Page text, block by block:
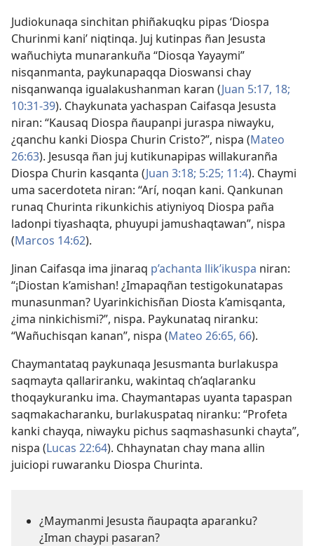
Judiokunaqa sinchitan phiñakuqku pipas ‘Diospa
Churinmi kani’ niqtinqa. Juj kutinpas ñan Jesusta
wañuchiyta munarankuña “Diosqa Yayaymi”
nisqanmanta, paykunapaqqa Dioswansi chay
nisqanwanqa igualakushanman karan (Juan 5:17, 18;
10:31-39). Chaykunata yachaspan Caifasqa Jesusta
niran: “Kausaq Diospa ñaupanpi juraspa niwayku,
¿qanchu kanki Diospa Churin Cristo?”, nispa (Mateo
26:63). Jesusqa ñan juj kutikunapipas willakuranña
Diospa Churin kasqanta (Juan 3:18; 5:25; 11:4). Chaymi
uma sacerdoteta niran: “Arí, noqan kani. Qankunan
runaq Churinta rikunkichis atiyniyoq Diospa paña
ladonpi tiyashaqta, phuyupi jamushaqtawan”, nispa
(Marcos 14:62).
Jinan Caifasqa ima jinaraq p’achanta llik’ikuspa niran:
“¡Diostan k’amishan! ¿Imapaqñan testigokunatapas
munasunman? Uyarinkichisñan Diosta k’amisqanta,
¿ima ninkichismi?”, nispa. Paykunataq niranku:
“Wañuchisqan kanan”, nispa (Mateo 26:65, 66).
Chaymantataq paykunaqa Jesusmanta burlakuspa
saqmayta qallariranku, wakintaq ch’aqlaranku
thoqaykuranku ima. Chaymantapas uyanta tapaspan
saqmakacharanku, burlakuspataq niranku: “Profeta
kanki chayqa, niwayku pichus saqmashasunki chayta”,
nispa (Lucas 22:64). Chhaynatan chay mana allin
juiciopi ruwaranku Diospa Churinta.
¿Maymanmi Jesusta ñaupaqta aparanku?
¿Iman chaypi pasaran?